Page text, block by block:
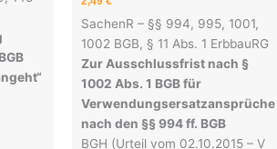
SachenR – §§ 994, 995, 1001,
1002 BGB, § 11 Abs. 1 ErbbauRG
Zur Ausschlussfrist nach §
1002 Abs. 1 BGB für
Verwendungsersatzansprüche
nach den §§ 994 ff. BGB
BGH (Urteil vom 02.10.2015 – V